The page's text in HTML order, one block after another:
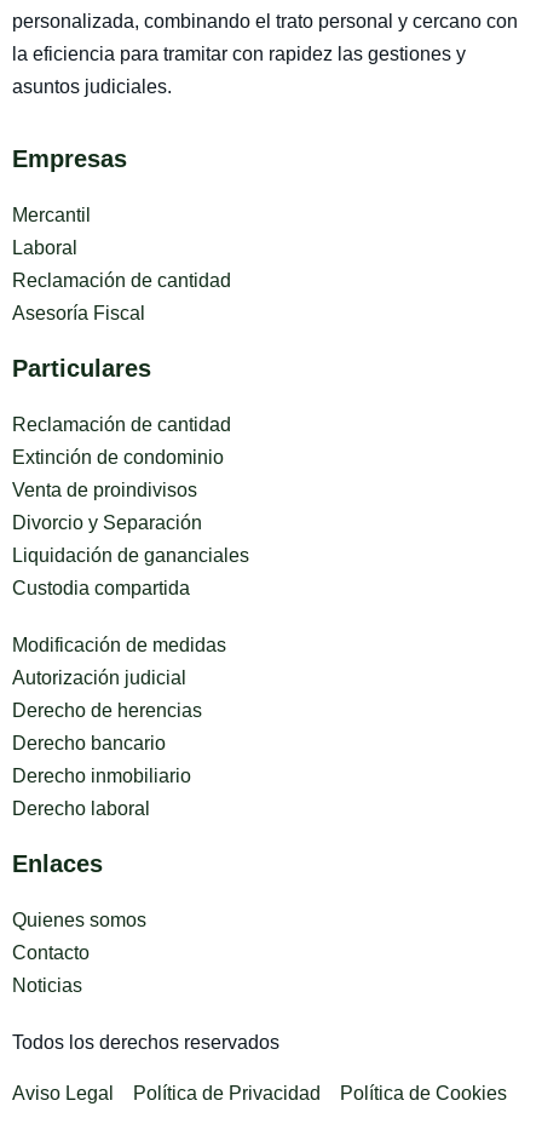
personalizada, combinando el trato personal y cercano con
la eficiencia para tramitar con rapidez las gestiones y
asuntos judiciales.
Empresas
Mercantil
Laboral
Reclamación de cantidad
Asesoría Fiscal
Particulares
Reclamación de cantidad
Extinción de condominio
Venta de proindivisos
Divorcio y Separación
Liquidación de gananciales
Custodia compartida
Modificación de medidas
Autorización judicial
Derecho de herencias
Derecho bancario
Derecho inmobiliario
Derecho laboral
Enlaces
Quienes somos
Contacto
Noticias
Todos los derechos reservados
Aviso Legal Política de Privacidad Política de Cookies